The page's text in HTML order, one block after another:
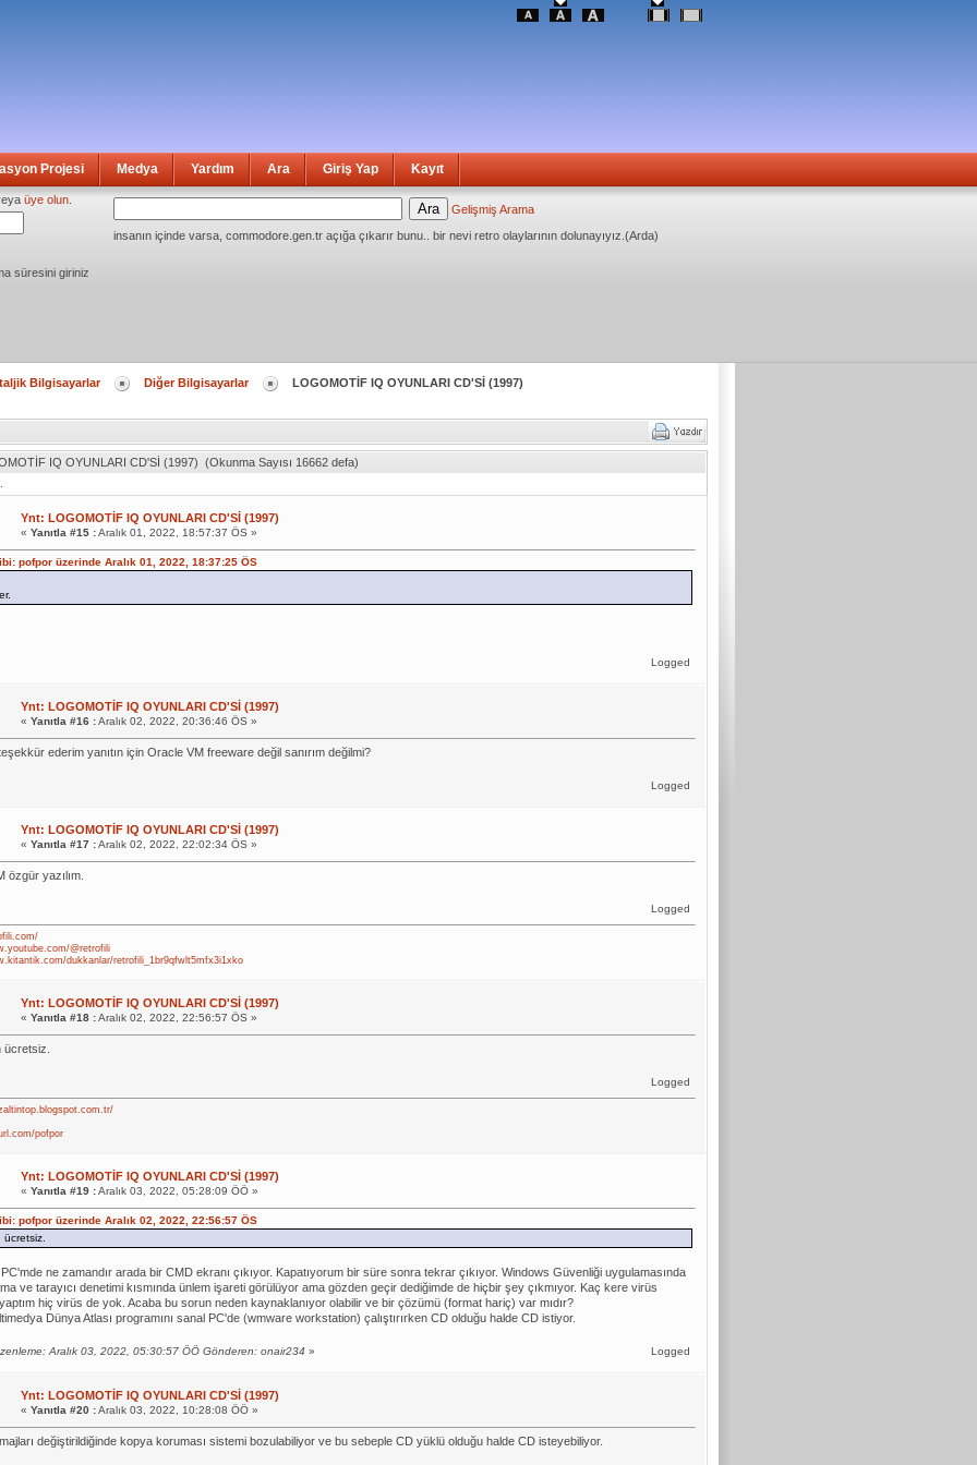
Projesi Medya Yardım Ara Giriş Yap Kayıt
üye olun
süresini giriniz
Gelişmiş Arama
insanın içinde varsa, commodore.gen.tr açığa çıkarır bunu.. bir nevi retro olaylarının dolunayıyız.(Arda)
Bilgisayarlar Diğer Bilgisayarlar LOGOMOTİF IQ OYUNLARI CD'Sİ (1997)
IQ OYUNLARI CD'Sİ (1997) (Okunma Sayısı 16662 defa)
Ynt: LOGOMOTİF IQ OYUNLARI CD'Sİ (1997)
« Yanıtla #15 :Aralık 01, 2022, 18:57:37 ÖS »
pofpor üzerinde Aralık 01, 2022, 18:37:25 ÖS
Logged
Ynt: LOGOMOTİF IQ OYUNLARI CD'Sİ (1997)
« Yanıtla #16 :Aralık 02, 2022, 20:36:46 ÖS »
ederim yanıtın için Oracle VM freeware değil sanırım değilmi?
Logged
Ynt: LOGOMOTİF IQ OYUNLARI CD'Sİ (1997)
« Yanıtla #17 :Aralık 02, 2022, 22:02:34 ÖS »
özgür yazılım.
Logged
@retrofili
dukkanlar/retrofili_1br9qfwlt5mfx3i1xko
Ynt: LOGOMOTİF IQ OYUNLARI CD'Sİ (1997)
« Yanıtla #18 :Aralık 02, 2022, 22:56:57 ÖS »
ücretsiz.
Logged
pofpor
Ynt: LOGOMOTİF IQ OYUNLARI CD'Sİ (1997)
« Yanıtla #19 :Aralık 03, 2022, 05:28:09 ÖÖ »
pofpor üzerinde Aralık 02, 2022, 22:56:57 ÖS
ücretsiz.
ne zamandır arada bir CMD ekranı çıkıyor. Kapatıyorum bir süre sonra tekrar çıkıyor. Windows Güvenliği uygulamasında
ve tarayıcı denetimi kısmında ünlem işareti görülüyor ama gözden geçir dediğimde de hiçbir şey çıkmıyor. Kaç kere virüs
hiç virüs de yok. Acaba bu sorun neden kaynaklanıyor olabilir ve bir çözümü (format hariç) var mıdır?
Dünya Atlası programını sanal PC'de (wmware workstation) çalıştırırken CD olduğu halde CD istiyor.
Aralık 03, 2022, 05:30:57 ÖÖ Gönderen: onair234 » Logged
Ynt: LOGOMOTİF IQ OYUNLARI CD'Sİ (1997)
« Yanıtla #20 :Aralık 03, 2022, 10:28:08 ÖÖ »
değiştirildiğinde kopya koruması sistemi bozulabiliyor ve bu sebeple CD yüklü olduğu halde CD isteyebiliyor.